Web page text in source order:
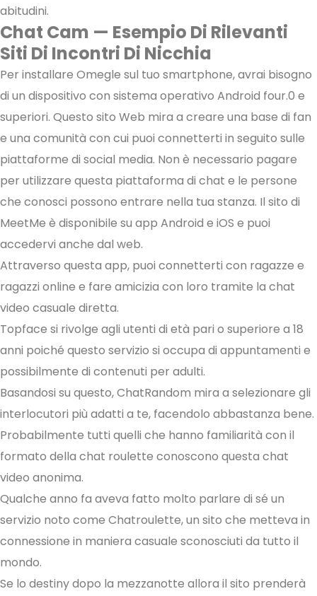
abitudini.
Chat Cam — Esempio Di Rilevanti
Siti Di Incontri Di Nicchia
Per installare Omegle sul tuo smartphone, avrai bisogno
di un dispositivo con sistema operativo Android four.0 e
superiori. Questo sito Web mira a creare una base di fan
e una comunità con cui puoi connetterti in seguito sulle
piattaforme di social media. Non è necessario pagare
per utilizzare questa piattaforma di chat e le persone
che conosci possono entrare nella tua stanza. Il sito di
MeetMe è disponibile su app Android e iOS e puoi
accedervi anche dal web.
Attraverso questa app, puoi connetterti con ragazze e
ragazzi online e fare amicizia con loro tramite la chat
video casuale diretta.
Topface si rivolge agli utenti di età pari o superiore a 18
anni poiché questo servizio si occupa di appuntamenti e
possibilmente di contenuti per adulti.
Basandosi su questo, ChatRandom mira a selezionare gli
interlocutori più adatti a te, facendolo abbastanza bene.
Probabilmente tutti quelli che hanno familiarità con il
formato della chat roulette conoscono questa chat
video anonima.
Qualche anno fa aveva fatto molto parlare di sé un
servizio noto come Chatroulette, un sito che metteva in
connessione in maniera casuale sconosciuti da tutto il
mondo.
Se lo destiny dopo la mezzanotte allora il sito prenderà